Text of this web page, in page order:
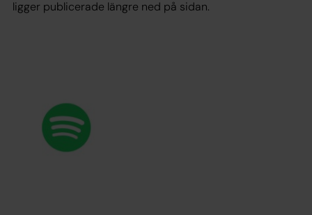
ligger publicerade längre ned på sidan.